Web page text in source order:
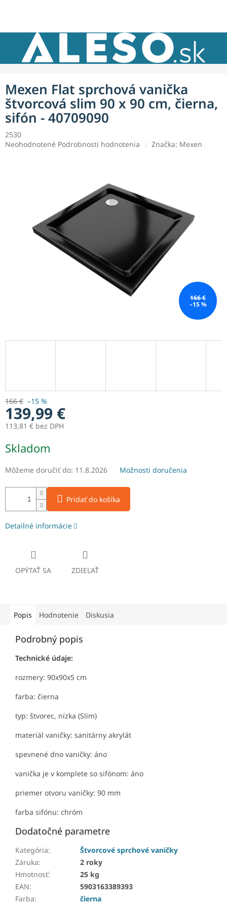
Mexen Flat sprchová vanička
štvorcová slim 90 x 90 cm, čierna,
sifón - 40709090
2530
Priemerné
Neohodnotené Podrobnosti hodnotenia Značka: Mexen
166 €
–15 %
166 € –15 %
139,99 €
113,81 € bez DPH
cena:
Skladom
Môžeme doručiť do: 11.8.2026 Možnosti doručenia
Pridať do košíka
Detailné informácie
OPÝTAŤ SA ZDIEĽAŤ
Popis Hodnotenie Diskusia
Podrobný popis
Technické údaje:
rozmery: 90x90x5 cm
farba: čierna
typ: štvorec, nízka (Slim)
materiál vaničky: sanitárny akrylát
spevnené dno vaničky: áno
vanička je v komplete so sifónom: áno
priemer otvoru vaničky: 90 mm
farba sifónu: chróm
Dodatočné parametre
Kategória:
Štvorcové sprchové vaničky
Záruka:
2 roky
Hmotnosť:
25 kg
EAN:
5903163389393
Farba:
čierna